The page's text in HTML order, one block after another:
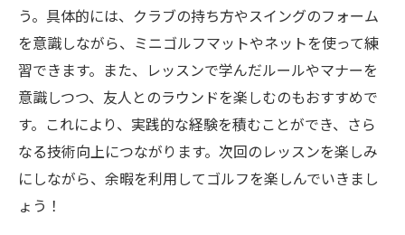
浦安駅のレッスンで効率よく技術を向上す
る
安心感あふれる環境でゴルフレッスンにチャレ
ンジ
安全で快適なゴルフレッスンの選び方
浦安駅のレッスンで安心して学ぶポイント
初心者が安心してレッスンを受けるための
う。具体的には、クラブの持ち方やスイングのフォーム
を意識しながら、ミニゴルフマットやネットを使って練
習できます。また、レッスンで学んだルールやマナーを
意識しつつ、友人とのラウンドを楽しむのもおすすめで
す。これにより、実践的な経験を積むことができ、さら
なる技術向上につながります。次回のレッスンを楽しみ
にしながら、余暇を利用してゴルフを楽しんでいきまし
ょう！